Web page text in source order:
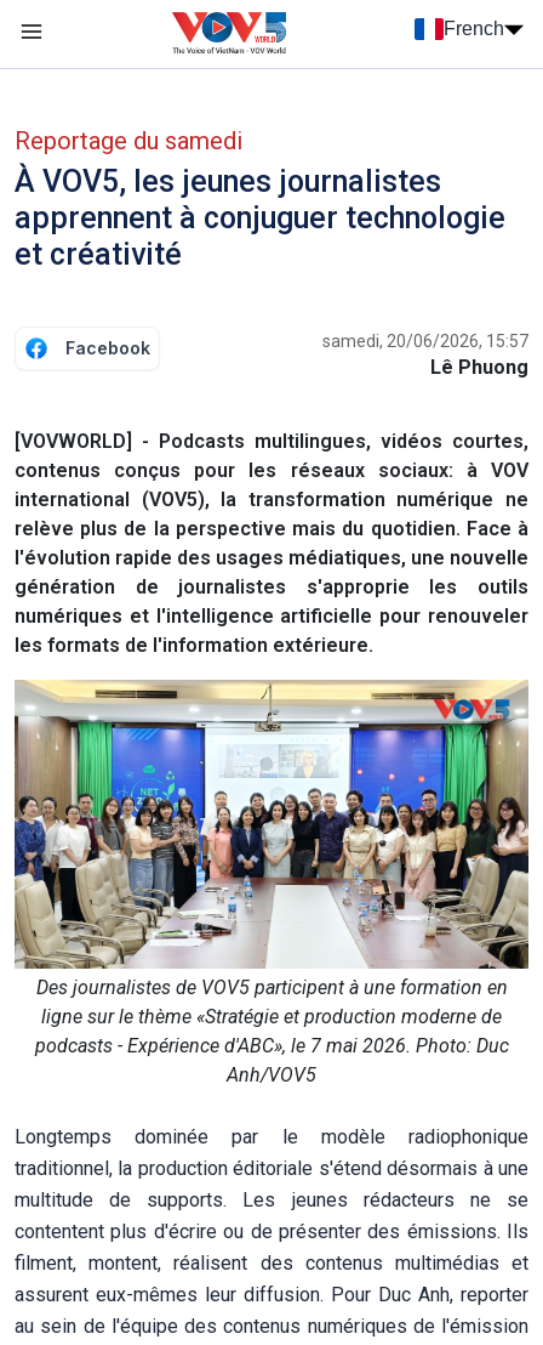
French
Reportage du samedi
À VOV5, les jeunes journalistes
apprennent à conjuguer technologie
et créativité
Facebook samedi, 20/06/2026, 15:57
Lê Phuong
[VOVWORLD] - Podcasts multilingues, vidéos courtes,
contenus conçus pour les réseaux sociaux: à VOV
international (VOV5), la transformation numérique ne
relève plus de la perspective mais du quotidien. Face à
l'évolution rapide des usages médiatiques, une nouvelle
génération de journalistes s'approprie les outils
numériques et l'intelligence artificielle pour renouveler
les formats de l'information extérieure.
Des journalistes de VOV5 participent à une formation en
ligne sur le thème «Stratégie et production moderne de
podcasts - Expérience d'ABC», le 7 mai 2026. Photo: Duc
Anh/VOV5
Longtemps dominée par le modèle radiophonique
traditionnel, la production éditoriale s'étend désormais à une
multitude de supports. Les jeunes rédacteurs ne se
contentent plus d'écrire ou de présenter des émissions. Ils
filment, montent, réalisent des contenus multimédias et
assurent eux-mêmes leur diffusion. Pour Duc Anh, reporter
au sein de l'équipe des contenus numériques de l'émission